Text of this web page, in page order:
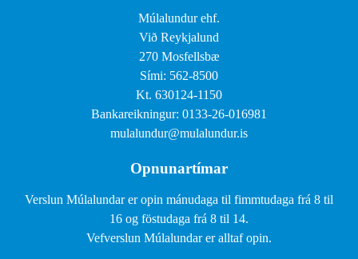
Múlalundur ehf.
Við Reykjalund
270 Mosfellsbæ
Sími: 562-8500
Kt. 630124-1150
Bankareikningur: 0133-26-016981
mulalundur@mulalundur.is
Opnunartímar
Verslun Múlalundar er opin mánudaga til fimmtudaga frá 8 til
16 og föstudaga frá 8 til 14.
Vefverslun Múlalundar er alltaf opin.